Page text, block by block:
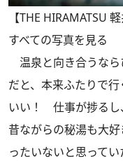
【THE HIRAMATSU
すべての写真を見る
温泉と向き合うなら
だと、本来ふたりで
いい！ 仕事が捗るし
昔ながらの秘湯も大
ったいないと思って